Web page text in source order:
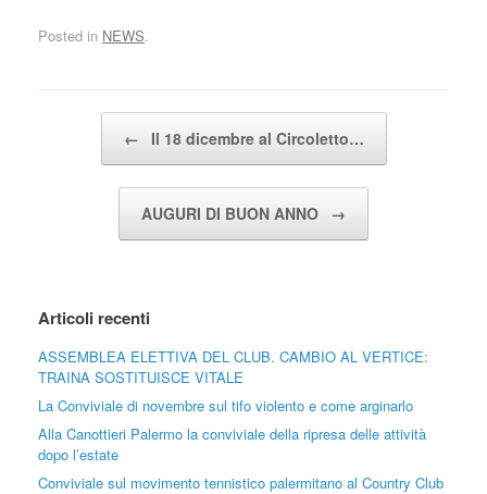
Posted in NEWS.
← Il 18 dicembre al Circoletto…
AUGURI DI BUON ANNO →
Articoli recenti
ASSEMBLEA ELETTIVA DEL CLUB. CAMBIO AL VERTICE:
TRAINA SOSTITUISCE VITALE
La Conviviale di novembre sul tifo violento e come arginarlo
Alla Canottieri Palermo la conviviale della ripresa delle attività
dopo l’estate
Conviviale sul movimento tennistico palermitano al Country Club